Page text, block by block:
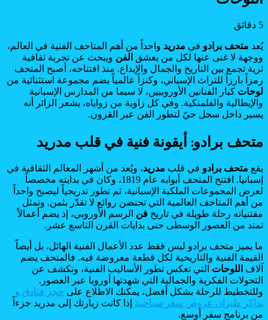
5 دقائق
يُعد متحف برادو في مدريد واحداً من أهم المتاحف الفنية في العالم،
ووجهة لا غنى عنها لكل من يعشق الفن ويبحث عن تجربة ثقافية
ثرية تجمع بين التاريخ والجمال والإبداع. منذ افتتاحه، أصبح المتحف
رمزاً بارزاً للتراث الإسباني، وكنزاً عالمياً يضم مجموعة استثنائية من
لوحات كبار الفنانين الأوروبيين، لا سيما من المدارس الإسبانية
والإيطالية والفلمنكية. وفي كل زاوية من زواياه، يشعر الزائر أنه
يسير داخل سجل حيّ لتطور الفن عبر القرون.
متحف برادو: أيقونة فنية في قلب مدريد
يقع متحف برادو في قلب مدريد، ويُعد من أشهر المعالم الثقافية في
إسبانيا. افتتح المتحف أبوابه عام 1819، وكان في بدايته مخصصاً
لعرض المجموعات الملكية الإسبانية، ثم تطور تدريجياً ليصبح واحداً
من أهم المتاحف العالمية التي تحتضن روائع لا تقدّر بثمن. وتمثل
مقتنياته رحلة طويلة في تاريخ فن الرسم الأوروبي، إذ يضم أعمالاً
تمتد من العصور الوسطى حتى بدايات القرن التاسع عشر.
ما يميز متحف برادو ليس فقط عدد الأعمال الفنية الهائل، بل أيضاً
القيمة الفنية والتاريخية لكل قطعة معروضة فيه. فالمتحف يضم
آلاف اللوحات التي تعكس تطور الأساليب الفنية، وتكشف عن
التحولات الفكرية والجمالية التي شهدتها أوروبا عبر العصور.
وللتخطيط للرحلة بشكل أفضل، يمكنك الاطلاع على حجز فنادق و
تذاكر طيران عروض سفر سياحية إذا كانت زيارتك إلى مدريد جزءاً
من برنامج سفر أوسع.